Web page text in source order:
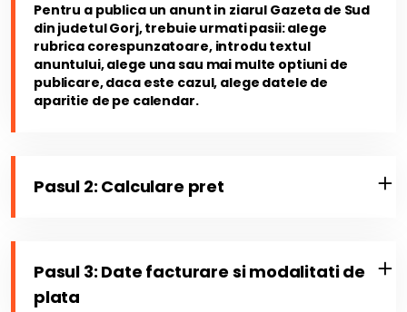
Pentru a publica un anunt in ziarul Gazeta de Sud
din judetul Gorj, trebuie urmati pasii: alege
rubrica corespunzatoare, introdu textul
anuntului, alege una sau mai multe optiuni de
publicare, daca este cazul, alege datele de
aparitie de pe calendar.
Pasul 2: Calculare pret
Pasul 3: Date facturare si modalitati de
plata